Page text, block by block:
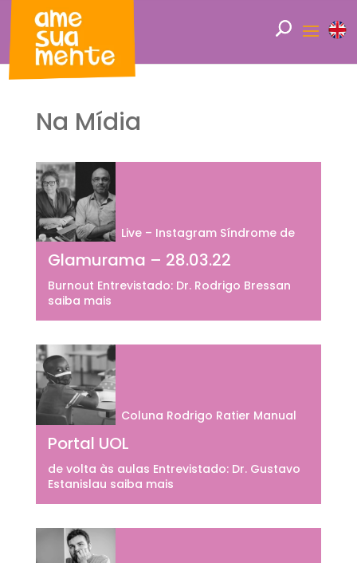
Na Mídia
Glamurama – 28.03.22
Live – Instagram Síndrome de
Burnout Entrevistado: Dr. Rodrigo Bressan
saiba mais
Portal UOL
Coluna Rodrigo Ratier Manual
de volta às aulas Entrevistado: Dr. Gustavo
Estanislau saiba mais